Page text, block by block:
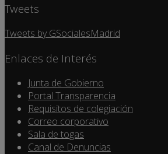
Tweets
Tweets by GSocialesMadrid
Enlaces de Interés
Junta de Gobierno
Portal Transparencia
Requisitos de colegiación
Correo corporativo
Sala de togas
Canal de Denuncias